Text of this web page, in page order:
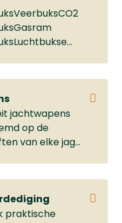
jachtwapens
op de
van elke jag...
praktische